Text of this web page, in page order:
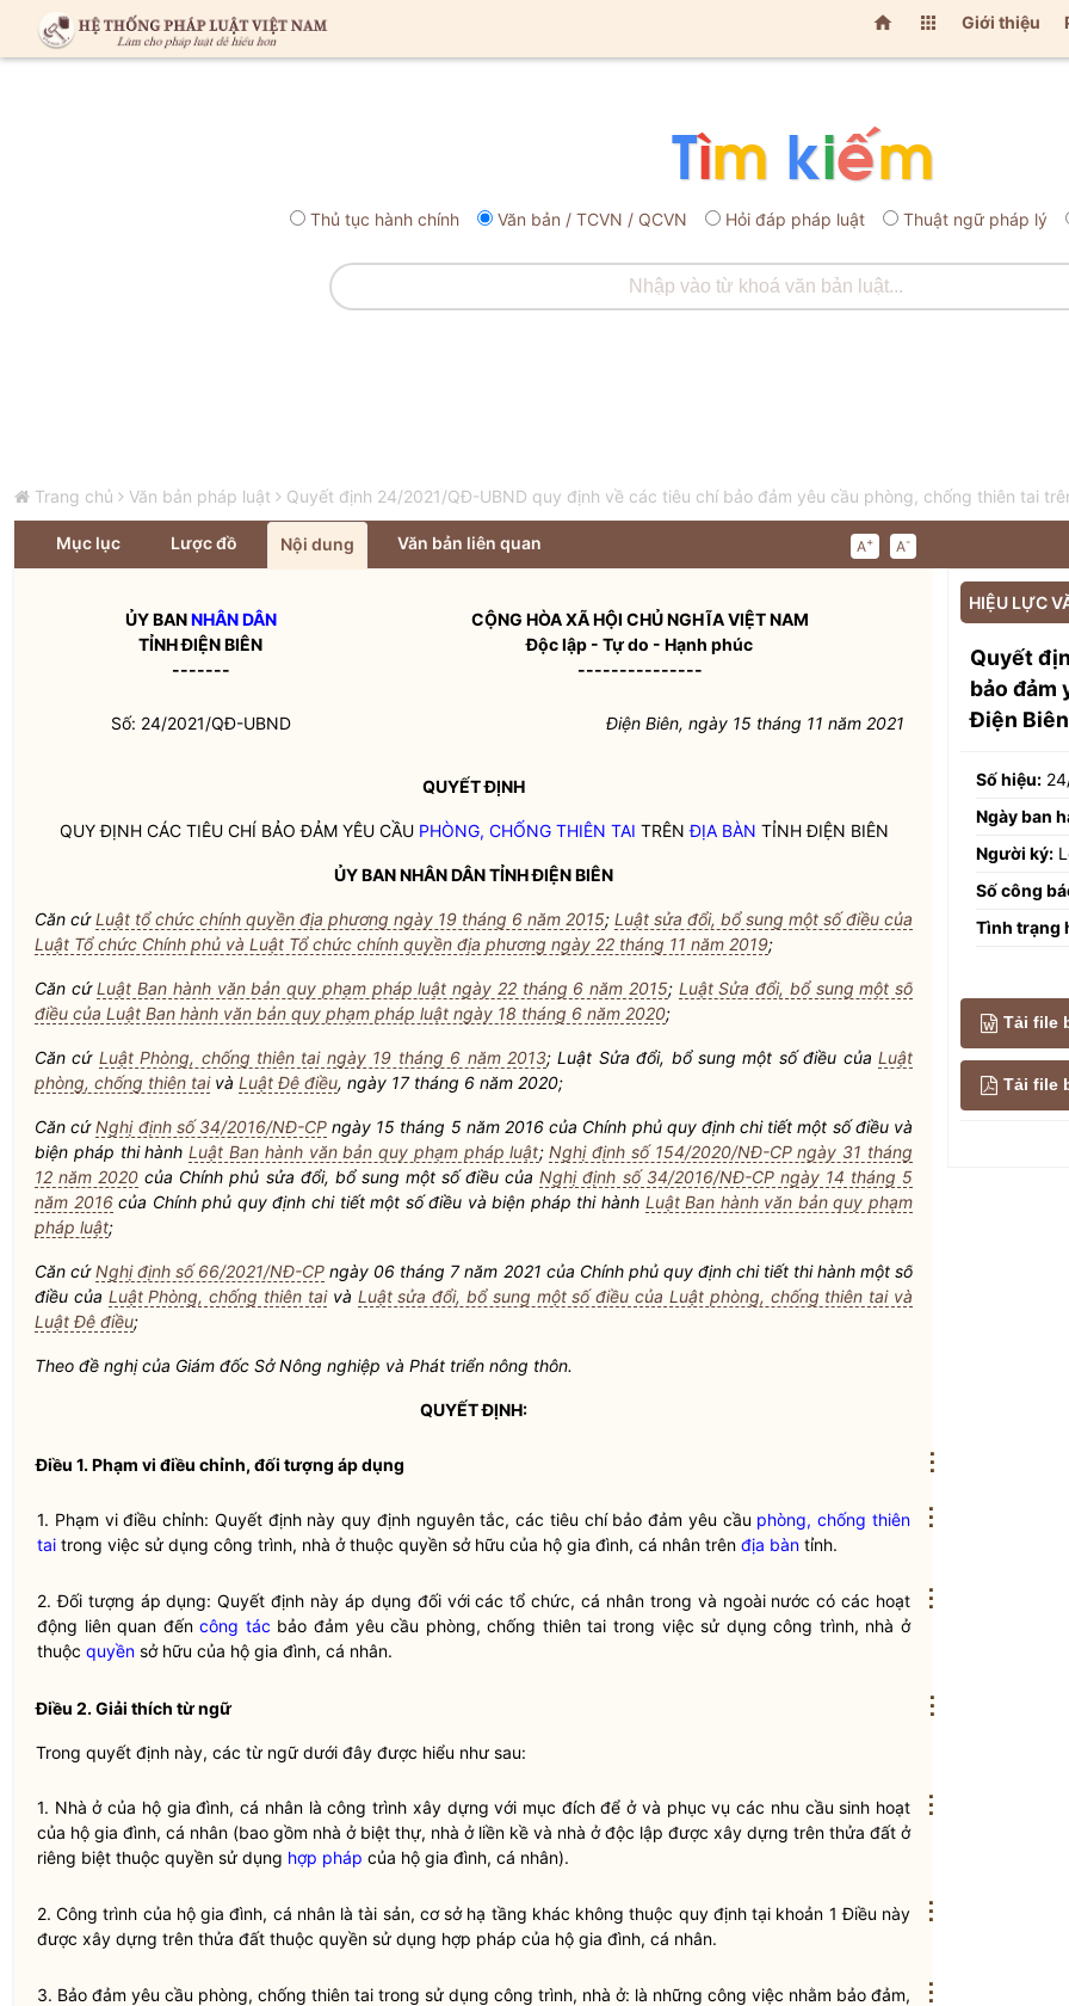
  Giới thiệu
Thủ tục hành chính Văn bản / TCVN / QCVN Hỏi đáp pháp luật Thuật ngữ pháp lý
Trang chủ Văn bản pháp luật Quyết định 24/2021/QĐ-UBND quy định về các tiêu chí bảo đảm yêu cầu phòng, chống thiên tai
Mục lục Lược đồ Nội dung Văn bản liên quan A+ A-
ỦY BANNHÂN DÂN
TỈNH ĐIỆN BIÊN
-------
CỘNG HÒA XÃ HỘI CHỦ NGHĨA VIỆT NAM
Độc lập - Tự do - Hạnh phúc
---------------
Số: 24/2021/QĐ-UBND Điện Biên, ngày 15 tháng 11 năm 2021
QUYẾT ĐỊNH
QUY ĐỊNH CÁC TIÊU CHÍ BẢO ĐẢM YÊU CẦU PHÒNG, CHỐNG THIÊN TAI TRÊNĐỊA BÀN TỈNH ĐIỆN BIÊN
ỦY BANNHÂN DÂNTỈNH ĐIỆN BIÊN
Căn cứLuật tổ chức chính quyền địa phương ngày 19 tháng 6 năm 2015; Luật sửa đổi, bổ sung một số điều của
Luật Tổ chức Chính phủ và Luật Tổ chức chính quyền địa phương ngày 22 tháng 11 năm 2019;
Căn cứLuật Ban hành văn bản quy phạm pháp luật ngày 22 tháng 6 năm 2015; Luật Sửa đổi, bổ sung một số
điều của Luật Ban hành văn bản quy phạm pháp luật ngày 18 tháng 6 năm 2020;
Căn cứ Luật Phòng, chống thiên tai ngày 19 tháng 6 năm 2013; Luật Sửa đổi, bổ sung một số điều củaLuật
phòng, chống thiên taivà Luật Đê điều, ngày 17 tháng 6 năm 2020;
Căn cứNghị định số 34/2016/NĐ-CPngày 15 tháng 5 năm 2016 của Chính phủ quy định chi tiết một số điều và
biện pháp thi hànhLuật Ban hành văn bản quy phạm pháp luật;Nghị định số 154/2020/NĐ-CP ngày 31 tháng
12 năm 2020 của Chính phủ sửa đổi, bổ sung một số điều củaNghị định số 34/2016/NĐ-CP ngày 14 tháng 5
năm 2016của Chính phủ quy định chi tiết một số điều và biện pháp thi hành Luật Ban hành văn bản quy phạm
pháp luật;
Căn cứNghị định số 66/2021/NĐ-CP ngày 06 tháng 7 năm 2021 của Chính phủ quy định chi tiết thi hành một số
điều của Luật Phòng, chống thiên taivà Luật sửa đổi, bổ sung một số điều của Luật phòng, chống thiên tai và
Luật Đê điều;
Theo đề nghị của Giám đốc Sở Nông nghiệp và Phát triển nông thôn.
QUYẾT ĐỊNH:
Điều 1. Phạm vi điều chỉnh, đối tượng áp dụng
1. Phạm vi điều chỉnh: Quyết định này quy định nguyên tắc, các tiêu chí bảo đảm yêu cầu phòng, chống thiên
tai trong việc sử dụng công trình, nhà ở thuộc quyền sở hữu của hộ gia đình, cá nhân trên địa bàn tỉnh.
2. Đối tượng áp dụng: Quyết định này áp dụng đối với các tổ chức, cá nhân trong và ngoài nước có các hoạt
động liên quan đếncông tác bảo đảm yêu cầu phòng, chống thiên tai trong việc sử dụng công trình, nhà ở
thuộc quyền sở hữu của hộ gia đình, cá nhân.
Điều 2. Giải thích từ ngữ
Trong quyết định này, các từ ngữ dưới đây được hiểu như sau:
1. Nhà ở của hộ gia đình, cá nhân là công trình xây dựng với mục đích để ở và phục vụ các nhu cầu sinh hoạt
của hộ gia đình, cá nhân (bao gồm nhà ở biệt thự, nhà ở liền kề và nhà ở độc lập được xây dựng trên thửa đất ở
riêng biệt thuộc quyền sử dụng hợp pháp của hộ gia đình, cá nhân).
2. Công trình của hộ gia đình, cá nhân là tài sản, cơ sở hạ tầng khác không thuộc quy định tại khoản 1 Điều này
được xây dựng trên thửa đất thuộc quyền sử dụng hợp pháp của hộ gia đình, cá nhân.
3. Bảo đảm yêu cầu phòng, chống thiên tai trong sử dụng công trình, nhà ở: là những công việc nhằm bảo đảm,
HIỆU LỰC
Quyết
bảo đảm
Điện Biên
Số hiệu:
Ngày ban
Người ký:
Số công
Tình trạng
Tải file
Tải file
⋮
⋮
⋮
⋮
⋮
⋮
⋮